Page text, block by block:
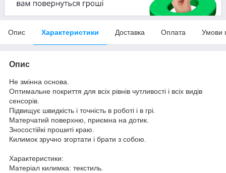
Опис Характеристики Доставка Оплата Умови
Опис
Не змінна основа.
Оптимальне покриття для всіх рівнів чутливості і всіх видів
сенсорів.
Підвищує швидкість і точність в роботі і в грі.
Матерчатий поверхню, приємна на дотик.
Зносостійкі прошиті краю.
Килимок зручно згортати і брати з собою.
Характеристики:
Матеріал килимка: текстиль.